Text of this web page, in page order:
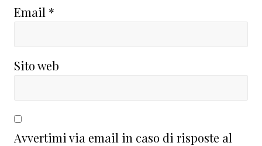
Email *
Sito web
Avvertimi via email in caso di risposte al